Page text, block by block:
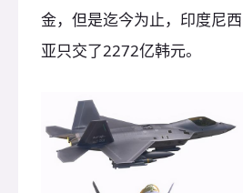
金，但是迄今为止，印度尼西
亚只交了2272亿韩元。